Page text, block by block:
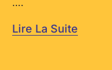
Lire La Suite